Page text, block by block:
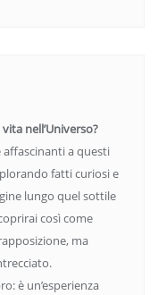
nell’Universo?
a questi
fatti curiosi e
lungo quel sottile
così come
ma
è un’esperienza